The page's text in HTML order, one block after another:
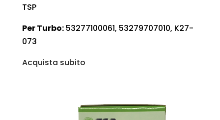
TSP
Per Turbo:53277100061, 53279707010, K27-
073
Acquista subito